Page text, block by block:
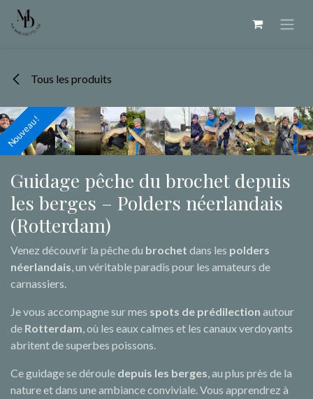
Se rendre au contenu
Tous les produits
Nouveau !
Nouveau !
Nouveau !
Nouveau !
Nouveau !
Nouveau !
Nouveau !
Nouveau !
Nouveau !
Nouveau !
Nouveau !
Nouveau !
Nouveau !
Nouveau !
Nouveau !
Guidage pêche du brochet depuis
les berges – Polders néerlandais
(Rotterdam)
Venez découvrir la pêche du brochet dans les polders
néerlandais, un véritable paradis pour les amateurs de
carnassiers.
Je vous accompagne sur mes spots de prédilection autour
de Rotterdam, où les eaux calmes et les canaux verdoyants
abritent de superbes poissons.
Ce guidage se déroule depuis les berges, au plus près de la
nature et dans une ambiance conviviale. Vous apprendrez à